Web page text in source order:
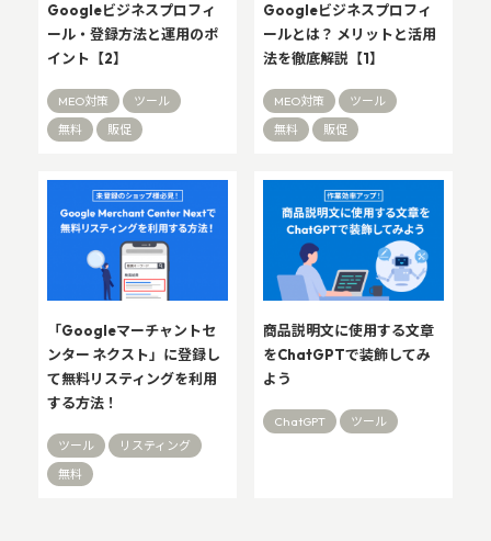
Googleビジネスプロフィ
ール・登録方法と運用のポ
イント【2】
MEO対策
ツール
無料
販促
Googleビジネスプロフィ
ールとは？ メリットと活用
法を徹底解説【1】
MEO対策
ツール
無料
販促
「Googleマーチャントセ
ンター ネクスト」に登録し
て無料リスティングを利用
する方法！
ツール
リスティング
無料
商品説明文に使用する文章
をChatGPTで装飾してみ
よう
ChatGPT ツール